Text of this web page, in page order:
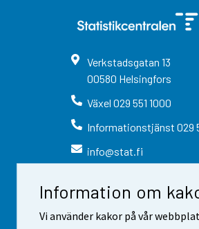
Information om
Vi använder kakor på vår
Verkstadsgatan 13
00580 Helsingfors
Växel 029 551 1000
Informationstjänst 029
info@stat.fi